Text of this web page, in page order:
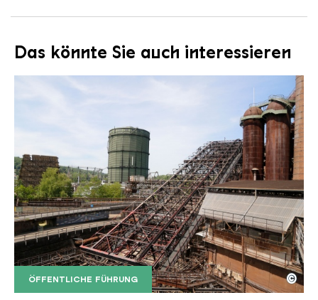
Das könnte Sie auch interessieren
ÖFFENTLICHE FÜHRUNG
Der Erzschrägaufzug der Völklinger Hütte mit
Copyright: Weltkulturerbe Völklinger Hütte | Karl
©